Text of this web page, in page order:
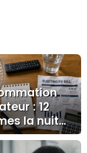
: 12
la nuit
la